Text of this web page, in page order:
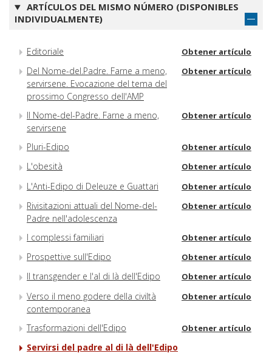
ARTÍCULOS DEL MISMO NÚMERO (DISPONIBLES
INDIVIDUALMENTE)
Editoriale Obtener artículo
Del Nome-del.Padre. Farne a meno,
servirsene. Evocazione del tema del
prossimo Congresso dell'AMP
Obtener artículo
Il Nome-del-Padre. Farne a meno,
servirsene
Obtener artículo
Pluri-Edipo Obtener artículo
L'obesità Obtener artículo
L'Anti-Edipo di Deleuze e Guattari Obtener artículo
Rivisitazioni attuali del Nome-del-
Padre nell'adolescenza
Obtener artículo
I complessi familiari Obtener artículo
Prospettive sull'Edipo Obtener artículo
Il transgender e l'al di là dell'Edipo Obtener artículo
Verso il meno godere della civiltà
contemporanea
Obtener artículo
Trasformazioni dell'Edipo Obtener artículo
Servirsi del padre al di là dell'Edipo